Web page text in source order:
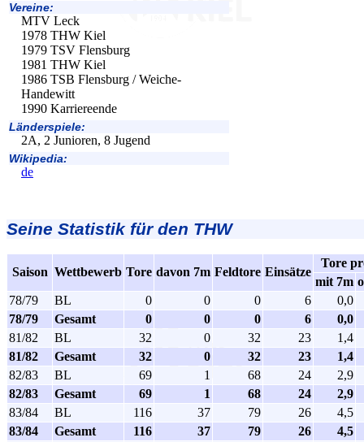
Vereine:
MTV Leck
1978 THW Kiel
1979 TSV Flensburg
1981 THW Kiel
1986 TSB Flensburg / Weiche-
Handewitt
1990 Karriereende
Länderspiele:
2A, 2 Junioren, 8 Jugend
Wikipedia:
de
Seine Statistik für den THW
Saison Wettbewerb Tore davon 7m Feldtore Einsätze
Tore
mit 7m
78/79
BL 0 0 0 6
0,0
78/79
Gesamt 0 0 0 6
0,0
81/82
BL 32 0 32 23
1,4
81/82
Gesamt 32 0 32 23
1,4
82/83
BL 69 1 68 24
2,9
82/83
Gesamt 69 1 68 24
2,9
83/84
BL 116 37 79 26
4,5
83/84
Gesamt 116 37 79 26
4,5